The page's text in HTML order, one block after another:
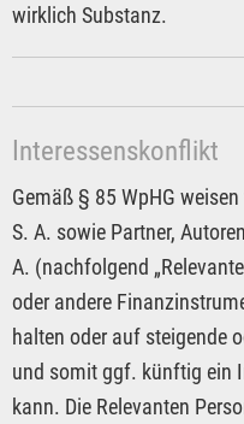
wirklich Substanz.
Interessenskonflikt
Gemäß § 85 WpHG
S. A. sowie Partner,
A. (nachfolgend
oder andere
halten oder auf steigende
und somit ggf. künftig ein
kann. Die Relevanten